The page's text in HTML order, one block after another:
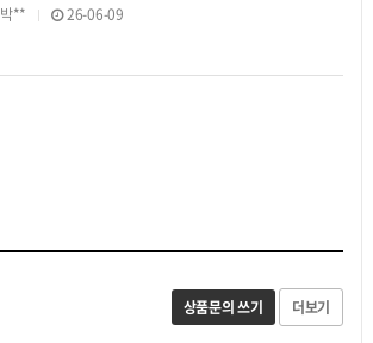
박** 26-06-09
상품문의 쓰기 더보기